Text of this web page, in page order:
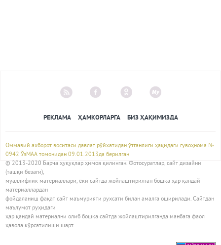
РЕКЛАМА ҲАМКОРЛАРГА БИЗ ҲАҚИМИЗДА
Оммавий ахборот воситаси давлат рўйхатидан ўтганлиги ҳақидаги гувоҳнома №
0942 ЎзМАА томонидан 09.01.2013да берилган
© 2013-2020 Барча ҳуқуқлар ҳимоя қилинган. Фотосуратлар, сайт дизайни
(ташқи безаги),
муаллифлик материаллари, ёки сайтда жойлаштирилган бошқа ҳар қандай
материаллардан
фойдаланиш фақат сайт маъмурияти рухсати билан амалга оширилади. Сайтдан
маълумот руҳидаги
ҳар қандай материални олиб бошқа сайтда жойлаштирилганда манбага фаол
ҳавола кўрсатилиши шарт.